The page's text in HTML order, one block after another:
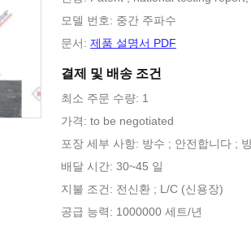
모델 번호: 중간 주파수
문서: 제품 설명서 PDF
결제 및 배송 조건
최소 주문 수량: 1
가격: to be negotiated
포장 세부 사항: 방수 ; 안전합니다 ;
배달 시간: 30~45 일
지불 조건: 전신환 ; L/C (신용장)
공급 능력: 1000000 세트/년